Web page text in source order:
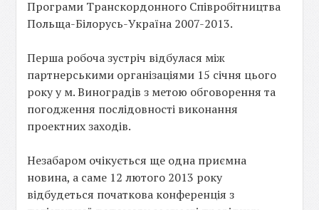
Програми Транскордонного Співробітництва
Польща-Білорусь-Україна 2007-2013.
Перша робоча зустріч відбулася між
партнерськими організаціями 15 січня цього
року у м. Виноградів з метою обговорення та
погодження послідовності виконання
проектних заходів.
Незабаром очікується ще одна приємна
новина, а саме 12 лютого 2013 року
відбудеться початкова конференція з